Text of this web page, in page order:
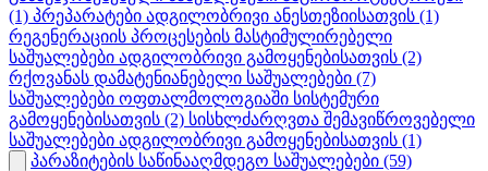
(1) პრეპარატები ადგილობრივი ანესთეზიისათვის (1)
რეგენერაციის პროცესების მასტიმულირებელი
საშუალებები ადგილობრივი გამოყენებისათვის (2)
რქოვანას დამატენიანებელი საშუალებები (7)
საშუალებები ოფთალმოლოგიაში სისტემური
გამოყენებისათვის (2) სისხლძარღვთა შემავიწროვებელი
საშუალებები ადგილობრივი გამოყენებისათვის (1)
პარაზიტების საწინააღმდეგო საშუალებები (59)